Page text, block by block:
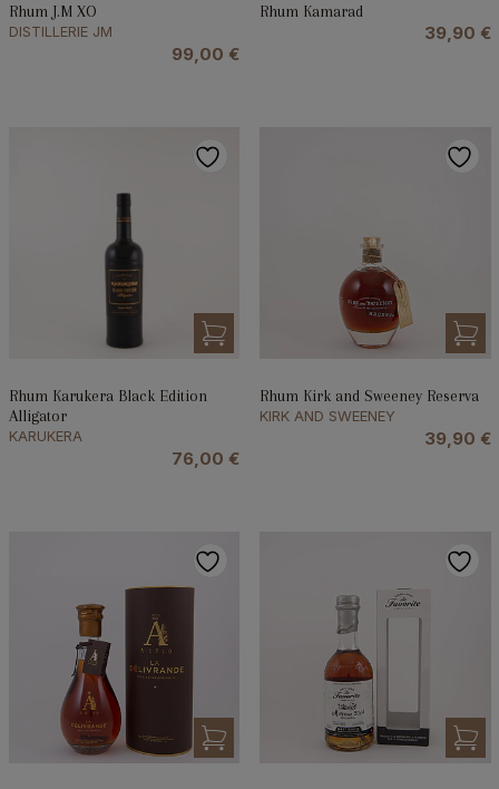
Rhum J.M XO
DISTILLERIE JM
99,00 €
Rhum Kamarad
39,90 €
Rhum Karukera Black Edition
Alligator
KARUKERA
76,00 €
Rhum Kirk and Sweeney Reserva
KIRK AND SWEENEY
39,90 €